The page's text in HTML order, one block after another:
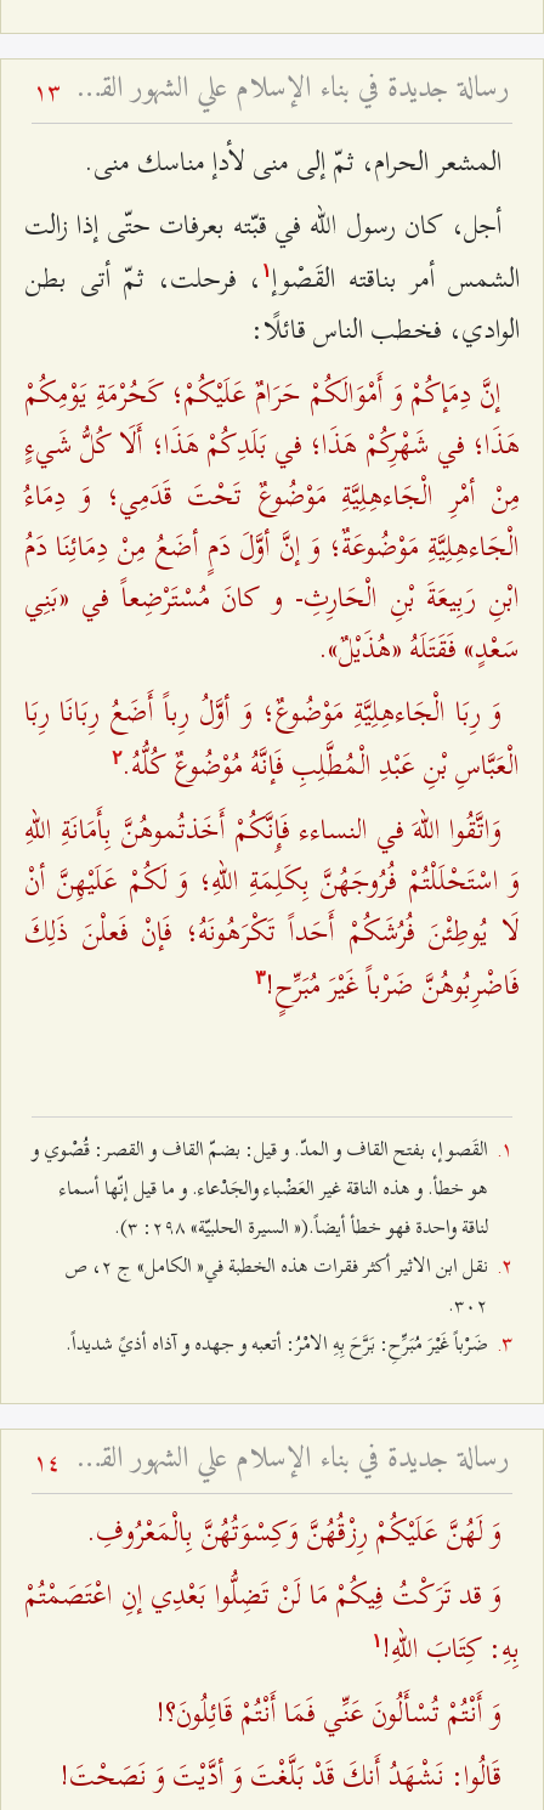
رسالة‌ جديدة‌ في‌ بناء الإسلام‌ علي الشهور القمرية - و تفسير آية: (إِنَّ عِدَّةَ الشُّهُورِ عِنْدَ اللَّهِ اثْنا عَشَرَ شَهْراً فِي كِتابِ اللَّهِ يَوْمَ خَلَقَ السَّماواتِ وَ الْأَرْضَ مِنْها أَرْبَعَةٌ حُرُمٌ ذلِكَ الدِّينُ الْقَيِّم‏) - بحث تفسيري روائي فقهي وتاريخي 13
المشعر الحرام، ثمّ إلى منى لأدإ مناسك منى.
أجل، كان رسول الله في قبّته بعرفات حتّى إذا زالت
الشمس أمر بناقته القَصْوإ ۱ ، فرحلت، ثمّ أتى بطن
الوادي، فخطب الناس قائلًا:
إنَّ دِمَإكُمْ وَ أَمْوَالَكُمْ حَرَامٌ عَلَيْكُمْ؛ كَحُرْمَةِ يَوْمِكُمْ
هَذَا؛ في شَهْرِكُمْ هَذَا؛ في بَلَدِكُمْ هَذَا؛ أَلَا كُلُّ شَي‌ءٍ
مِنْ أمْرِ الْجَاءهِلِيَّةِ مَوْضُوعٌ تَحْتَ قَدَمِي؛ وَ دِمَاءُ
الْجَاءهِلِيَّةِ مَوْضُوعَةٌ؛ وَ إنَّ أوَّلَ دَمٍ أضَعُ مِنْ دِمَائِنَا دَمُ
ابْنِ رَبِيعَةَ بْنِ الْحَارِثِ- و كانَ مُسْتَرْضِعاً في «بَنِي
سَعْدٍ» فَقَتَلَهُ «هُذَيْلٌ».
وَ رِبَا الْجَاءهِلِيَّةِ مَوْضُوعٌ؛ وَ أوَّلُ رِباً أَضَعُ رِبَانَا رِبَا
الْعَبَّاسِ بْنِ عَبْدِ الْمُطَّلِبِ فَإنَّهُ مُوْضُوعٌ كُلُّهُ.٢
وَاتَّقُوا اللهَ في النساءء فَإِنَّكُمْ أَخَذتُموهُنَّ بِأَمَانَةِ اللهِ
وَ اسْتَحْلَلْتُمْ فُرُوجَهُنَّ بِكَلِمَةِ اللهِ؛ وَ لَكُمْ عَلَيْهِنَّ أنْ
لَا يُوطِئْنَ فُرُشَكُمْ أَحَداً تَكْرَهُونَهُ؛ فَإنْ فَعلْنَ ذَلِكَ
فَاضْرِبُوهُنَّ ضَرْباً غَيْرَ مُبَرِّحٍ!٣
القَصوإ، بفتح القاف و المدّ. و قيل: بضمّ القاف و القصر: قُصْوي و
هو خطأ. و هذه الناقة غير العَضْباء والجَدْعاء. و ما قيل إنّها أسماء
لناقة واحدة فهو خطأ أيضاً.(« السيرة الحلبيّة» ٢٩۸: ٣).
نقل ابن الاثير أكثر فقرات هذه الخطبة في« الكامل» ج ٢، ص
٣۰٢.
ضَرْباً غَيْرَ مُبَرِّحِ: بَرَّحَ بِهِ الامْرُ: أتعبه و جهده و آذاه أذيً شديداً.
رسالة‌ جديدة‌ في‌ بناء الإسلام‌ علي الشهور القمرية - و تفسير آية: (إِنَّ عِدَّةَ الشُّهُورِ عِنْدَ اللَّهِ اثْنا عَشَرَ شَهْراً فِي كِتابِ اللَّهِ يَوْمَ خَلَقَ السَّماواتِ وَ الْأَرْضَ مِنْها أَرْبَعَةٌ حُرُمٌ ذلِكَ الدِّينُ الْقَيِّم‏) - بحث تفسيري روائي فقهي وتاريخي 14
وَ لَهُنَّ عَلَيْكُمْ رِزْقُهُنَّ وَكِسْوَتُهُنَّ بِالْمَعْرُوفِ.
وَ قد تَرَكْتُ فِيكُمْ مَا لَنْ تَضِلُّوا بَعْدِي إنِ اعْتَصَمْتُمْ
بِهِ: كِتَابَ اللهِ! ۱
وَ أَنْتُمْ تُسْأَلُونَ عَنِّي فَمَا أَنْتُمْ قَائِلُونَ؟!
قَالُوا: نَشْهَدُ أَنكَ قَدْ بَلَّغْتَ وَ أدَّيْتَ وَ نَصَحْتَ!